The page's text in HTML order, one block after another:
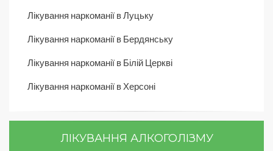
Лікування наркоманії в Луцьку
Лікування наркоманії в Бердянську
Лікування наркоманії в Білій Церкві
Лікування наркоманії в Херсоні
ЛІКУВАННЯ АЛКОГОЛІЗМУ